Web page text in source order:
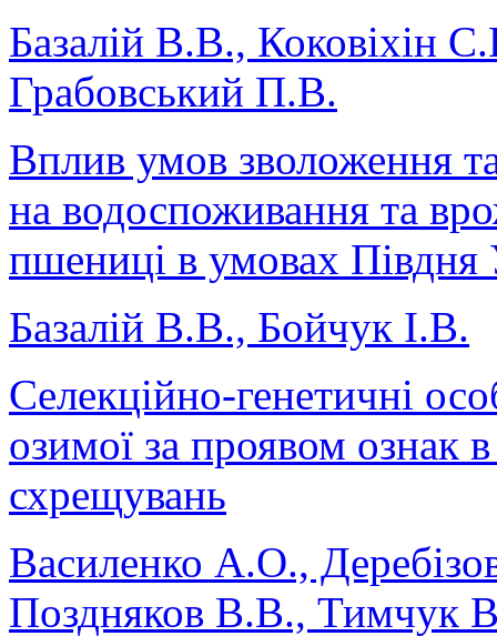
Базалій В.В., Коковіхін
Грабовський П.В.
Вплив умов зволоження
на водоспоживання та
пшениці в умовах Півдня
Базалій В.В., Бойчук І.В.
Селекційно-генетичні
озимої за проявом ознак
схрещувань
Василенко А.О.,
Поздняков В.В., Тимчук